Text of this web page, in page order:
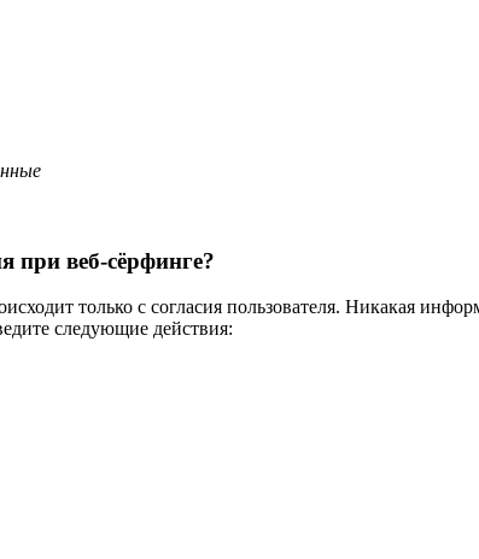
при веб-сёрфинге?
только с согласия пользователя. Никакая
следующие действия: